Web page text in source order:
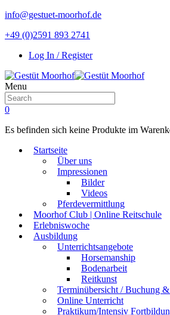
info@gestuet-moorhof.de
+49 (0)2591 893 2741
Log In / Register
Menu
0
Es befinden sich keine Produkte im
Startseite
Über uns
Impressionen
Bilder
Videos
Pferdevermittlung
Moorhof Club | Online Reitschule
Erlebniswoche
Ausbildung
Unterrichtsangebote
Horsemanship
Bodenarbeit
Reitkunst
Terminübersicht / Buchung &
Online Unterricht
Praktikum/Intensiv